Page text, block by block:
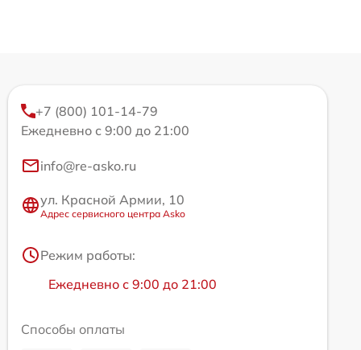
+7 (800) 101-14-79
Ежедневно с 9:00 до 21:00
info@re-asko.ru
ул. Красной Армии, 10
Адрес сервисного центра Asko
Режим работы:
Ежедневно с 9:00 до 21:00
Способы оплаты